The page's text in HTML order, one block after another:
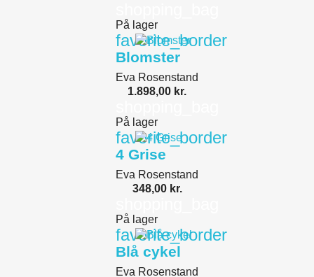
På lager
favorite_border
Blomster
Eva Rosenstand
1.898,00 kr.
På lager
favorite_border
4 Grise
Eva Rosenstand
348,00 kr.
På lager
favorite_border
Blå cykel
Eva Rosenstand